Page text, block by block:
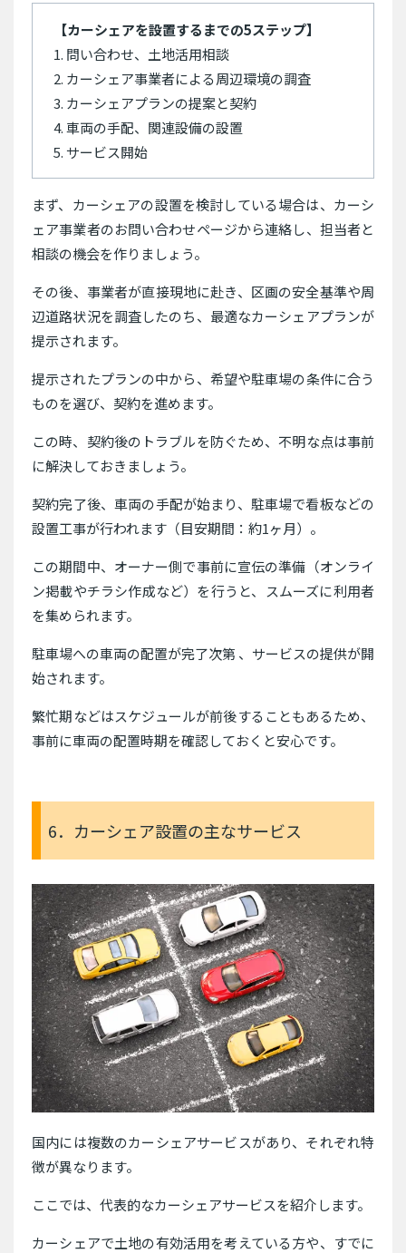
【カーシェアを設置するまでの5ステップ】
1. 問い合わせ、土地活用相談
2. カーシェア事業者による周辺環境の調査
3. カーシェアプランの提案と契約
4. 車両の手配、関連設備の設置
5. サービス開始
まず、カーシェアの設置を検討している場合は、カーシ
ェア事業者のお問い合わせページから連絡し、担当者と
相談の機会を作りましょう。
その後、事業者が直接現地に赴き、区画の安全基準や周
辺道路状況を調査したのち、最適なカーシェアプランが
提示されます。
提示されたプランの中から、希望や駐車場の条件に合う
ものを選び、契約を進めます。
この時、契約後のトラブルを防ぐため、不明な点は事前
に解決しておきましょう。
契約完了後、車両の手配が始まり、駐車場で看板などの
設置工事が行われます（目安期間：約1ヶ月）。
この期間中、オーナー側で事前に宣伝の準備（オンライ
ン掲載やチラシ作成など）を行うと、スムーズに利用者
を集められます。
駐車場への車両の配置が完了次第 、サービスの提供が開
始されます。
繁忙期などはスケジュールが前後することもあるため、
事前に車両の配置時期を確認しておくと安心です。
6．カーシェア設置の主なサービス
国内には複数のカーシェアサービスがあり、それぞれ特
徴が異なります。
ここでは、代表的なカーシェアサービスを紹介します。
カーシェアで土地の有効活用を考えている方や、すでに